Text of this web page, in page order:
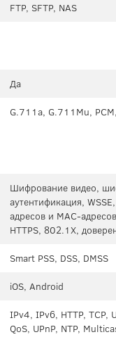
FTP, SFTP, NAS
Да
G.711a, G.711Mu,
Шифрование видео,
аутентификация,
адресов и MAC-
HTTPS, 802.1X,
Smart PSS, DSS, DMSS
iOS, Android
IPv4, IPv6, HTTP, TCP,
QoS, UPnP, NTP,